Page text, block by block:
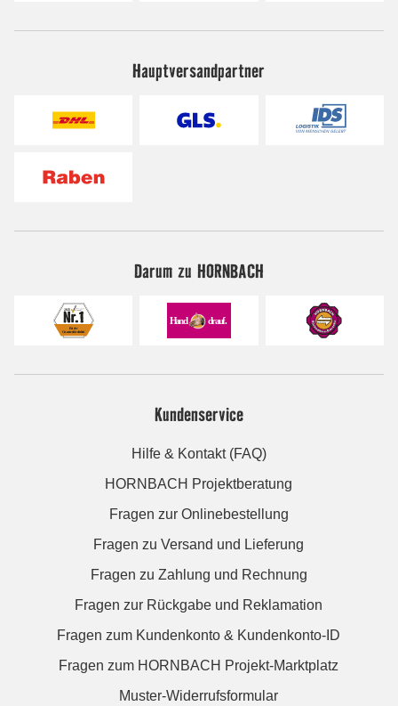
Hauptversandpartner
Darum zu HORNBACH
Kundenservice
Hilfe & Kontakt (FAQ)
HORNBACH Projektberatung
Fragen zur Onlinebestellung
Fragen zu Versand und Lieferung
Fragen zu Zahlung und Rechnung
Fragen zur Rückgabe und Reklamation
Fragen zum Kundenkonto & Kundenkonto-ID
Fragen zum HORNBACH Projekt-Marktplatz
Muster-Widerrufsformular